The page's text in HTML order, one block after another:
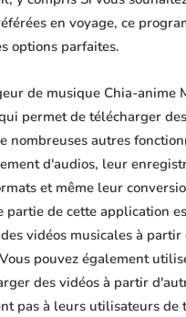
en voyage, ce
options parfaites.
de musique Chia-anime
permet de télécharger
nombreuses autres
d'audios, leur
et même leur
partie de cette application
vidéos musicales à
pouvez également
des vidéos à partir
pas à leurs utilisateurs de